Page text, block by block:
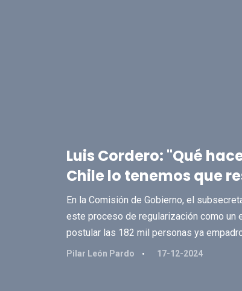
Luis Cordero: "Qué
Chile lo tenemos que
En la Comisión de Gobierno, el
este proceso de regularización como un
postular las 182 mil personas ya
Pilar León Pardo 17-12-2024